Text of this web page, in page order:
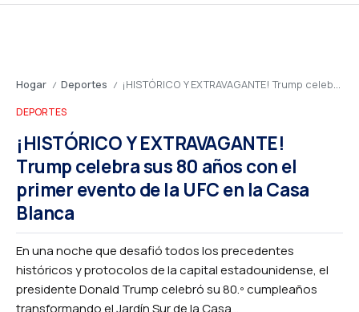
Hogar / Deportes / ¡HISTÓRICO Y EXTRAVAGANTE! Trump celebra sus 80 años con el primer evento de la UFC en la Casa Blanca
DEPORTES
¡HISTÓRICO Y EXTRAVAGANTE!
Trump celebra sus 80 años con el
primer evento de la UFC en la Casa
Blanca
En una noche que desafió todos los precedentes
históricos y protocolos de la capital estadounidense, el
presidente Donald Trump celebró su 80.º cumpleaños
transformando el Jardín Sur de la Casa...